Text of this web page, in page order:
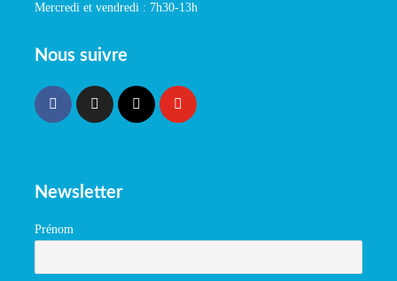
Mercredi et vendredi : 7h30-13h
Nous suivre
Newsletter
Prénom